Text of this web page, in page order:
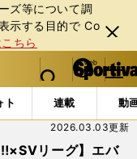
ズ等について調
⽰する⽬的で Co
ちら
閉じ
る
web Sportiva (webスポルティーバ)
検索
マイペ
ー
ジ
メニュ
ト 連載 動
記事一覧 (5ページ目)
‼×SVリーグ】エバ
2026.03.03更新